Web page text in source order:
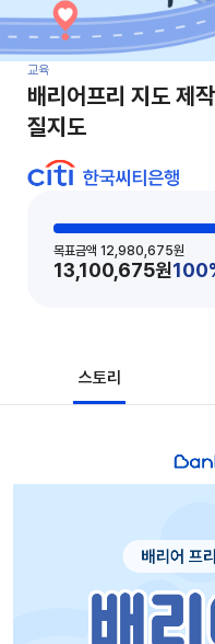
교육
배리어프리 지도 제
질지도
목표금액 12,980,675원
13,100,675원100
스토리